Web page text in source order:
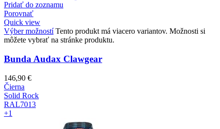
Pridať do zoznamu
Porovnať
Quick view
Výber možností Tento produkt má viacero variantov. Možnosti si
môžete vybrať na stránke produktu.
Bunda Audax Clawgear
146,90 €
Čierna
Solid Rock
RAL7013
+1